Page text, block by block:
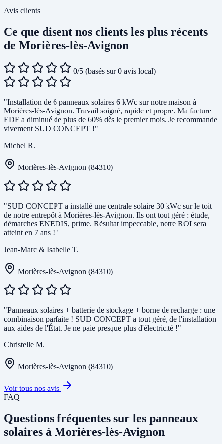
Avis clients
Ce que disent nos clients les plus récents
de Morières-lès-Avignon
0/5 (basés sur 0 avis local)
"Installation de 6 panneaux solaires 6 kWc sur notre maison à
Morières-lès-Avignon. Travail soigné, rapide et propre. Ma facture
EDF a diminué de plus de 60% dès le premier mois. Je recommande
vivement SUD CONCEPT !"
Michel R.
Morières-lès-Avignon (84310)
"SUD CONCEPT a installé une centrale solaire 30 kWc sur le toit
de notre entrepôt à Morières-lès-Avignon. Ils ont tout géré : étude,
démarches ENEDIS, prime. Résultat impeccable, notre ROI sera
atteint en 7 ans !"
Jean-Marc & Isabelle T.
Morières-lès-Avignon (84310)
"Panneaux solaires + batterie de stockage + borne de recharge : une
combinaison parfaite ! SUD CONCEPT a tout géré, de l'installation
aux aides de l'État. Je ne paie presque plus d'électricité !"
Christelle M.
Morières-lès-Avignon (84310)
Voir tous nos avis
FAQ
Questions fréquentes sur les panneaux
solaires à Morières-lès-Avignon